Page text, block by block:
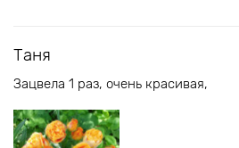
Таня
Зацвела 1 раз, очень красивая,